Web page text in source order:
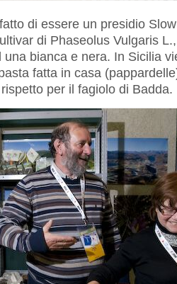
di essere un presidio
di Phaseolus Vulgaris
bianca e nera. In Sicilia
fatta in casa
per il fagiolo di Badda.